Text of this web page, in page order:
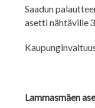
Saadun
asetti nähtäville
Lammasmäen